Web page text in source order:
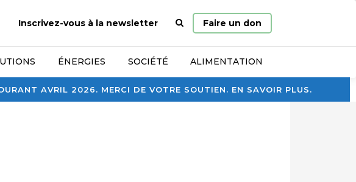
AVRIL 2026. MERCI DE VOTRE SOUTIEN. EN SAVOIR PLUS.
Inscrivez-vous à la newsletter
Page
d’accueil
Faire un don
ÉNERGIES SOCIÉTÉ ALIMENTATION